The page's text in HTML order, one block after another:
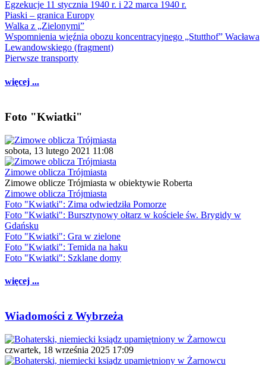
Egzekucje 11 stycznia 1940 r. i 22 marca 1940 r.
Piaski – granica Europy
Walka z „Zielonymi”
Wspomnienia więźnia obozu koncentracyjnego „Stutthof” Wacława
Lewandowskiego (fragment)
Pierwsze transporty
więcej ...
Foto "Kwiatki"
sobota, 13 lutego 2021 11:08
Zimowe oblicza Trójmiasta
Zimowe oblicze Trójmiasta w obiektywie Roberta
Zimowe oblicza Trójmiasta
Foto "Kwiatki": Zima odwiedziła Pomorze
Foto "Kwiatki": Bursztynowy ołtarz w kościele św. Brygidy w
Gdańsku
Foto "Kwiatki": Gra w zielone
Foto "Kwiatki": Temida na haku
Foto "Kwiatki": Szklane domy
więcej ...
Wiadomości z Wybrzeża
czwartek, 18 września 2025 17:09